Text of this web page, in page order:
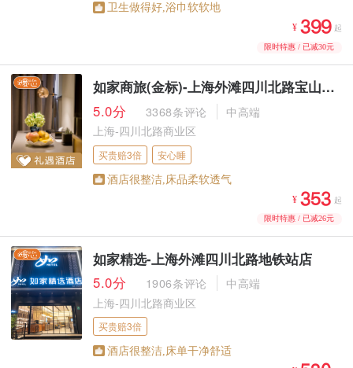
卫生做得好,浴巾软软地
¥  起
限时特惠 / 已减30元
如家商旅(金标)-上海外滩四川北路宝山路地铁站店
5.0分
3368条评论
中高端
上海-四川北路商业区
买贵赔3倍 安心睡
酒店很整洁,床品柔软透气
¥  起
限时特惠 / 已减26元
如家精选-上海外滩四川北路地铁站店
5.0分
1906条评论
中高端
上海-四川北路商业区
买贵赔3倍
酒店很整洁,床单干净舒适